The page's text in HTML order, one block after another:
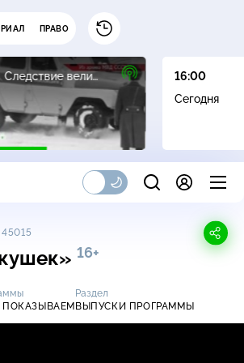
ПРАВО
Следствие вели…
16+
16:00
Сегодня
45015
16+
ПОКАЗЫВАЕМ
Раздел
ВЫПУСКИ ПРОГРАММЫ